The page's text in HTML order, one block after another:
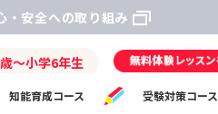
・安全への取り組み
～小学6年生
知能育成コース 受験対策コース